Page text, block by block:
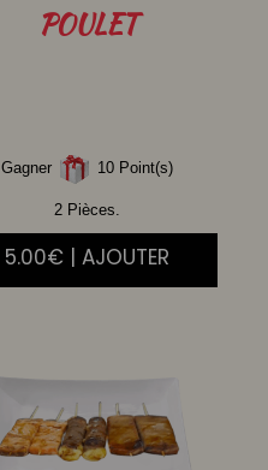
POULET
Gagner 10 Point(s)
2 Pièces.
5.00€ | AJOUTER